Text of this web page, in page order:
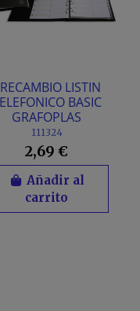
LISTIN
BASIC
GRAFOPLAS
111324
2,69 €
Añadir al
carrito